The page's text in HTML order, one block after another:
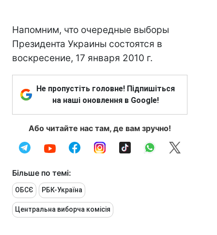
Напомним, что очередные выборы
Президента Украины состоятся в
воскресение, 17 января 2010 г.
Не пропустіть головне! Підпишіться
на наші оновлення в Google!
Або читайте нас там, де вам зручно!
Більше по темі:
ОБСЄ РБК-Україна
Центральна виборча комісія